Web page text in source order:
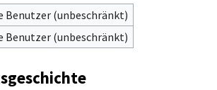
Benutzer (unbeschränkt)
Benutzer (unbeschränkt)